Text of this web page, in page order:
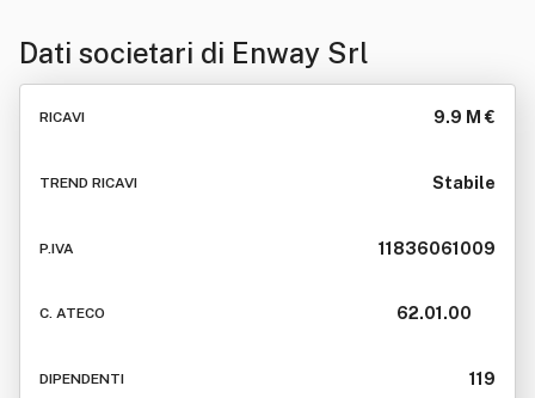
Dati societari di Enway Srl
RICAVI 9.9 M €
TREND RICAVI Stabile
P.IVA 11836061009
C. ATECO 62.01.00
DIPENDENTI 119